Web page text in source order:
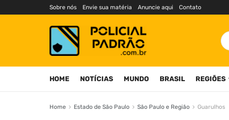
Sobre nós Envie sua matéria Anuncie aqui Contato
HOME NOTÍCIAS MUNDO BRASIL REGIÕES
Home Estado de São Paulo São Paulo e Região Guarulhos